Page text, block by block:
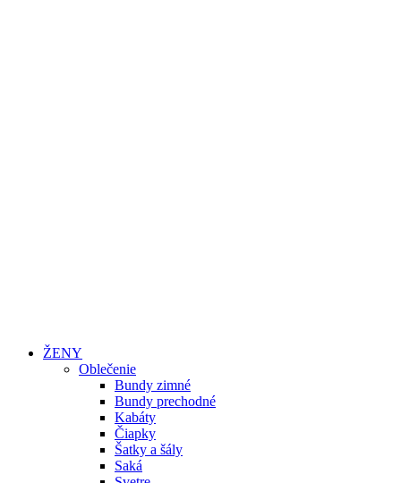
ŽENY
Oblečenie
Bundy zimné
Bundy prechodné
Kabáty
Čiapky
Šatky a šály
Saká